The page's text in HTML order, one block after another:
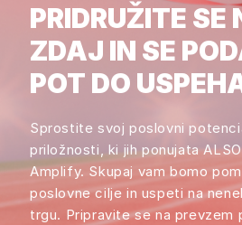
PRIDRUŽITE SE
ZDAJ IN SE
POT DO
Sprostite svoj poslovni
priložnosti, ki jih ponujata
Amplify. Skupaj vam bomo
poslovne cilje in uspeti na
trgu. Pripravite se na prevzem